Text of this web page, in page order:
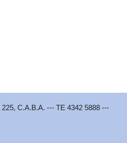
C.A.B.A. --- TE 4342 5888 ---